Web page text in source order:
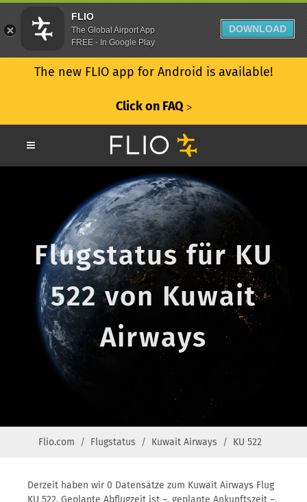
The new FLIO app for Android is available!
Click on FAQ ᐳ
Flugstatus für KU
522 von Kuwait
Airways
Flio.com Flugstatus Kuwait Airways KU 522
Derzeit haben wir 0 Datensätze zum Kuwait Airways Flug
KU 522. Geplante Abflugzeit ist –, geplante Ankunftszeit –.
FLIO
The Global Airport App
FREE - In Google Play
DOWNLOAD